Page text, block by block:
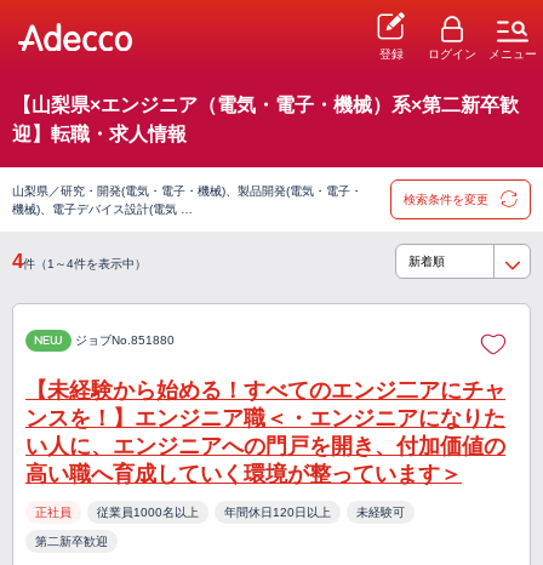
登録 ログイン メニュー
【山梨県×エンジニア（電気・電子・機械）系×第二新卒歓
迎】転職・求人情報
山梨県／研究・開発(電気・電子・機械)、製品開発(電気・電子・
機械)、電子デバイス設計(電気 …
検索条件を変更
4件（1～4件を表示中）
NEW ジョブNo.851880
【未経験から始める！すべてのエンジ二アにチャ
ンスを！】エンジニア職＜・エンジニアになりた
い人に、エンジニアへの門戸を開き、付加価値の
高い職へ育成していく環境が整っています＞
正社員 従業員1000名以上 年間休日120日以上 未経験可
第二新卒歓迎